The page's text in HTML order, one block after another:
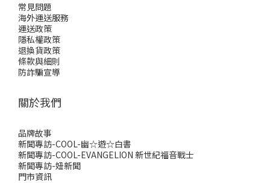
常見問題
海外運送服務
運送政策
隱私權政策
退換貨政策
條款與細則
防詐騙宣導
關於我們
品牌故事
新聞專訪-COOL-幽☆遊☆白書
新聞專訪-COOL-EVANGELION 新世紀福音戰士
新聞專訪-妞新聞
門市資訊